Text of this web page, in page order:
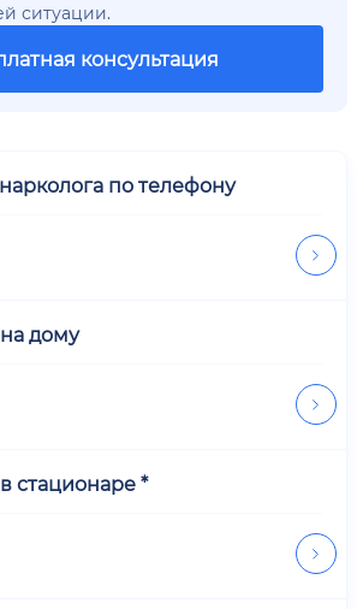
ситуации.
консультация
по телефону
дому
стационаре *